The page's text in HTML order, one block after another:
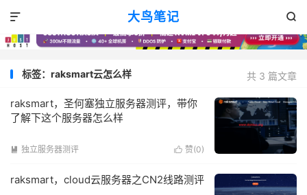
大鸟笔记 

共 3 篇文章
标签：raksmart云怎么样
raksmart，圣何塞独立服务器测评，带你
了解下这个服务器怎么样
 赞(0)
 独立服务器测评
raksmart，cloud云服务器之CN2线路测评